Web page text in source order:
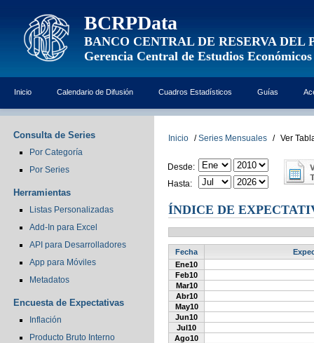
BCRPData
BANCO CENTRAL DE RESERVA DEL
Gerencia Central de Estudios Económicos
Inicio Calendario de Difusión Cuadros Estadísticos Guías
Consulta de Series
Por Categoría
Por Series
Herramientas
Listas Personalizadas
Add-In para Excel
API para Desarrolladores
App para Móviles
Metadatos
Encuesta de Expectativas
Inflación
Producto Bruto Interno
Inicio / Series Mensuales / Ver
Desde:
Hasta:
ÍNDICE DE
Fecha
Ene10
Feb10
Mar10
Abr10
May10
Jun10
Jul10
Ago10